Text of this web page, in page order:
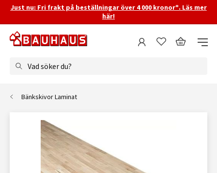
Just nu: Fri frakt på beställningar över 4 000 kronor*. Läs mer
här!
Vad söker du?
Bänkskivor Laminat